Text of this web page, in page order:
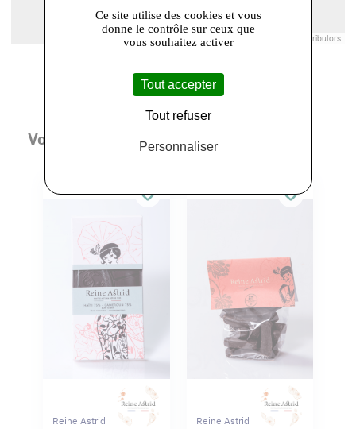
© Openstreetmap France | © OpenStreetMap contributors
Vous aimerez aussi
Reine Astrid Reine Astrid
Ce site utilise des cookies et vous
donne le contrôle sur ceux que
vous souhaitez activer
Tout accepter
Tout refuser
Personnaliser